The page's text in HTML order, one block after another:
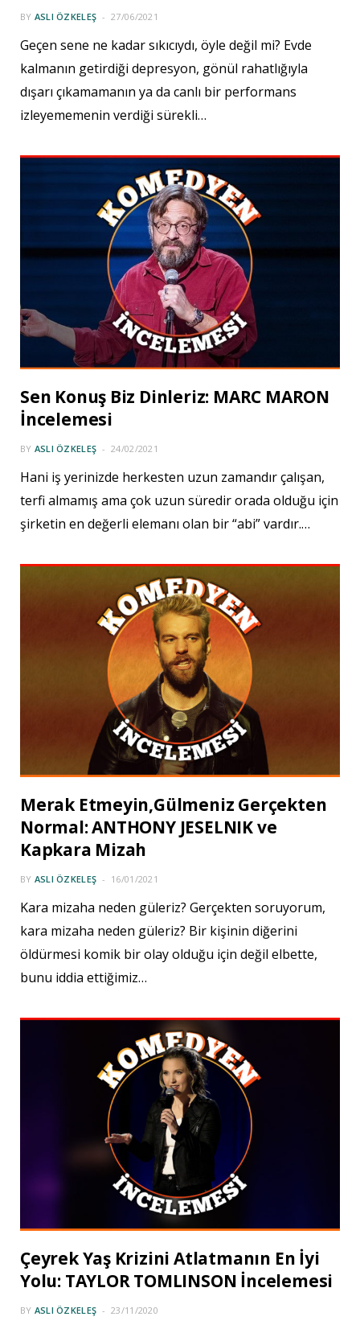
BY ASLI ÖZKELEŞ 27/06/2021
Geçen sene ne kadar sıkıcıydı, öyle değil mi? Evde
kalmanın getirdiği depresyon, gönül rahatlığıyla
dışarı çıkamamanın ya da canlı bir performans
izleyememenin verdiği sürekli…
Sen Konuş Biz Dinleriz: MARC MARON
İncelemesi
BY ASLI ÖZKELEŞ 24/02/2021
Hani iş yerinizde herkesten uzun zamandır çalışan,
terfi almamış ama çok uzun süredir orada olduğu için
şirketin en değerli elemanı olan bir “abi” vardır.…
Merak Etmeyin,Gülmeniz Gerçekten
Normal: ANTHONY JESELNIK ve
Kapkara Mizah
BY ASLI ÖZKELEŞ 16/01/2021
Kara mizaha neden güleriz? Gerçekten soruyorum,
kara mizaha neden güleriz? Bir kişinin diğerini
öldürmesi komik bir olay olduğu için değil elbette,
bunu iddia ettiğimiz…
Çeyrek Yaş Krizini Atlatmanın En İyi
Yolu: TAYLOR TOMLINSON İncelemesi
BY ASLI ÖZKELEŞ 23/11/2020